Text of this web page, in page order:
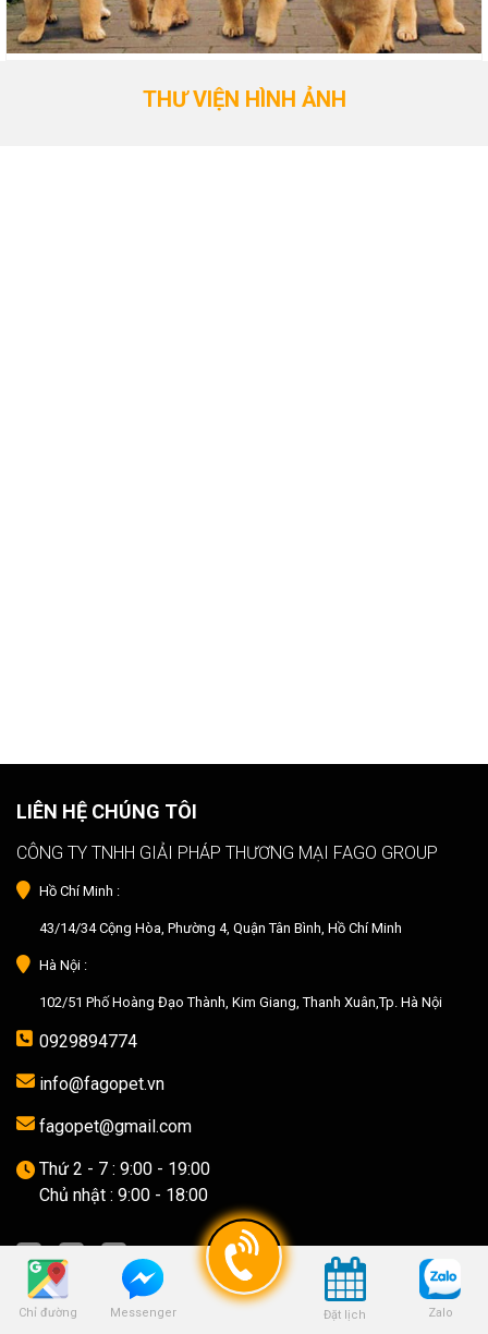
Chỉ đường Messenger Đặt lịch Zalo
THƯ VIỆN HÌNH ẢNH
LIÊN HỆ CHÚNG TÔI
CÔNG TY TNHH GIẢI PHÁP THƯƠNG MẠI FAGO GROUP
Hồ Chí Minh :
43/14/34 Cộng Hòa, Phường 4, Quận Tân Bình, Hồ Chí Minh
Hà Nội :
102/51 Phố Hoàng Đạo Thành, Kim Giang, Thanh Xuân,Tp. Hà Nội
0929894774
info@fagopet.vn
fagopet@gmail.com
Thứ 2 - 7 : 9:00 - 19:00
Chủ nhật : 9:00 - 18:00